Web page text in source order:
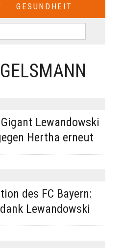
GESUNDHEIT
Lewandowski
Hertha erneut
des FC Bayern:
Lewandowski